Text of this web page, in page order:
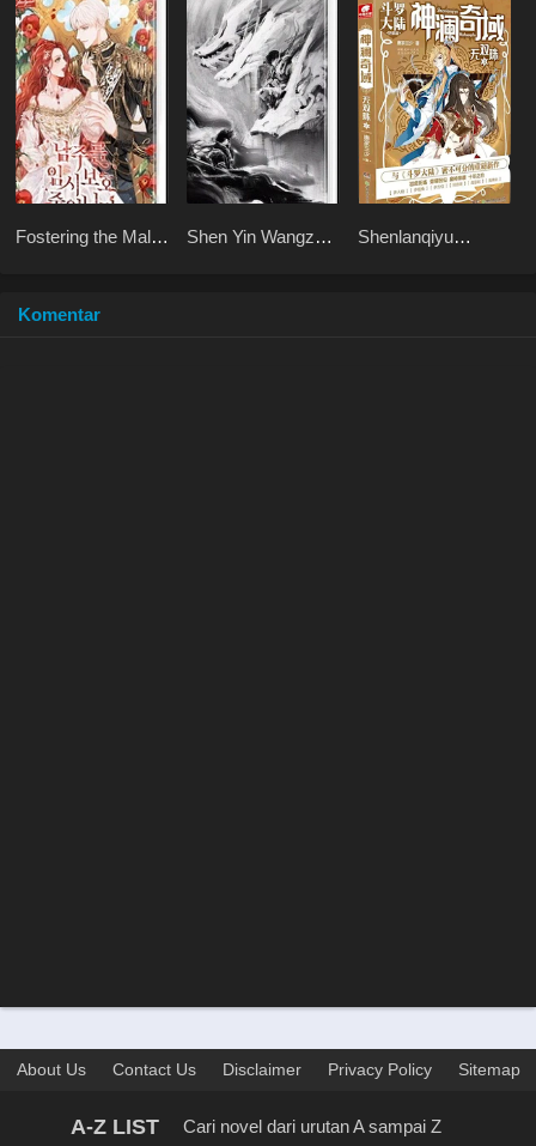
Fostering the Male
Shen Yin Wangzuo
Shenlanqiyu
Komentar
About Us Contact Us Disclaimer Privacy Policy Sitemap
A-Z LIST Cari novel dari urutan A sampai Z